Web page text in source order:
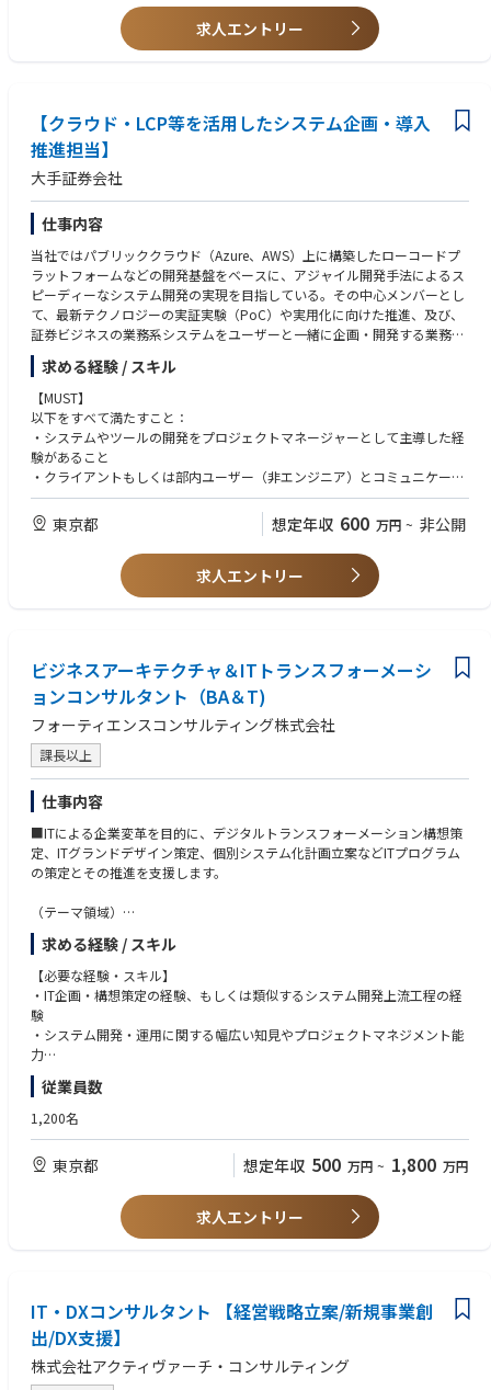
・幅広いセキュリティ領域の知識:
セキュリティガバナンス、リスクアセスメント、脆弱性管理、またはイ
・事業会社、コンサルティング会社、セキュリティベンダーにおける実務
経験
・CISSP、CISA、CompTIA Security+、CISM、GIAC等のセキュリティ関連
資格
・高度情報処理技術者、情報処理安全確保支援士などの資格
・ISO/IEC27000シリーズ、NIST SP800シリーズ、CIS、OWASP等の知識
・ISMS、リスクアセスメント、脆弱性管理、アプリケーションセキュリテ
ィ、ITセキュリティ等、セキュリティに関連したいずれかの業務経験
【マネジャー】
上記要件に加え、以下を必須とします。
・チームリーダーの経験
・セキュリティの特定領域に関する高い専門性
求人エントリー
【クラウド・LCP等を活用したシステム企画・導入
推進担当】
大手証券会社
仕事内容
当社ではパブリッククラウド（Azure、AWS）上に構築したローコードプ
ラットフォームなどの開発基盤をベースに、アジャイル開発手法によるス
ピーディーなシステム開発の実現を目指している。その中心メンバーとし
て、最新テクノロジーの実証実験（PoC）や実用化に向けた推進、及び、
証券ビジネスの業務系システムをユーザーと一緒に企画・開発する業務を
担当する方を募集
求める経験 / スキル
【MUST】
以下をすべて満たすこと：
・システムやツールの開発をプロジェクトマネージャーとして主導した経
験があること
・クライアントもしくは部内ユーザー（非エンジニア）とコミュニケーシ
ョンを取り、要件を整理・具体化した経験
・コンサル、金融系ベンダー、金融機関いずれかでの業務経験
以下いずれかを満たすと尚良い：
・生成AIを用いたシステムやツールの開発に関与した実務経験がある方、
東京都 想定年収 600 万円 ~ 非公開
求人エントリー
ビジネスアーキテクチャ＆ITトランスフォーメーシ
ョンコンサルタント（BA＆T)
フォーティエンスコンサルティング株式会社
課長以上
仕事内容
■ITによる企業変革を目的に、デジタルトランスフォーメーション構想策
定、ITグランドデザイン策定、個別システム化計画立案などITプログラム
の策定とその推進を支援します。
（テーマ領域）
・デジタルトランスフォーメーション構想策定、ITグランドデザイン策定
・個別システム化計画立案、システム要件定義などシステム化上流プロセ
スの支援
・プロジェクト実行段階におけるクライアントサイドに立った全体マネジ
メント支援
【この職種の魅力】
やビジネスの変革を手掛けていただきます
・クライアント企業の仕組みをより良い方向へ変革し、それをクライアン
トと共に創りあげていく、自ら「変化を創り出す」醍醐味が味わえます
・チームメンバーは特定の業種やソリューションに偏らない経験豊富な人
材が揃っています
の能力と共に自らの成長スピードを高めることが可能です
求める経験 / スキル
【必要な経験・スキル】
・IT企画・構想策定の経験、もしくは類似するシステム開発上流工程の経
験
・システム開発・運用に関する幅広い知見やプロジェクトマネジメント能
力
・自らの成長に対する意欲とチーム、クライアント、社会に貢献し変化を
創り出したいという信念・情熱（意欲・信念・情熱）
【望ましい経験・スキル】
・課題の全体像を俯瞰した上で高い視点から抽象化しコンセプトを導きだ
す能力（企画構想力）
・クライアントとのやりとりを通して議論を進化させ問題を解決できる力
（問題解決・コミュニケーション力）
従業員数
1,200名
東京都 想定年収 500 万円 ~ 1,800 万円
求人エントリー
IT・DXコンサルタント 【経営戦略立案/新規事業創
出/DX支援】
株式会社アクティヴァーチ・コンサルティング